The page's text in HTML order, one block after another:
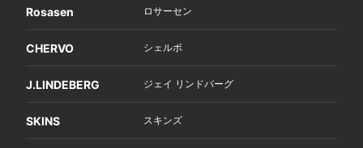
Rosasen ロサーセン
CHERVO シェルボ
J.LINDEBERG ジェイ リンドバーグ
SKINS スキンズ